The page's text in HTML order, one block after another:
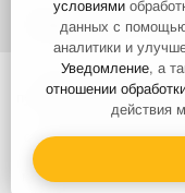
Задать вопрос
Интернет-сайт носит
публичной офертой,
Гражданского
стоимости товаров,
быть изменена в
может отличаться от
условиями
данных с
аналитики и
Уведомление, а
отношении
действия